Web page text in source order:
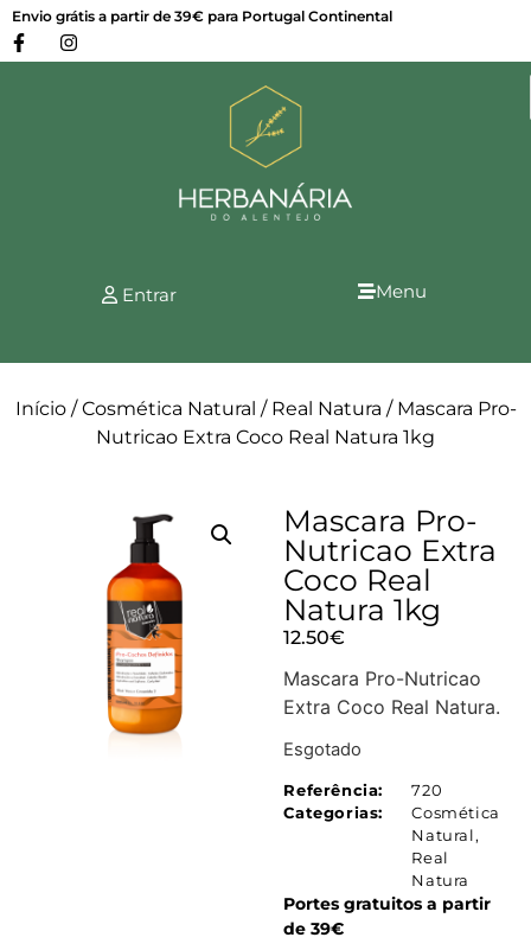
Envio grátis a partir de 39€ para Portugal Continental
Entrar Menu
Início/Cosmética Natural / Real Natura / Mascara Pro-
Nutricao Extra Coco Real Natura 1kg
Mascara Pro-
Nutricao Extra
Coco Real
Natura 1kg
12.50€
Mascara Pro-Nutricao
Extra Coco Real Natura.
Esgotado
Referência:
720
Categorias:
Cosmética
Natural,
Real
Natura
Portes gratuitos a partir
de 39€